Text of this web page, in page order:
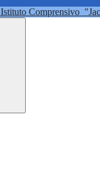
Istituto Comprensivo